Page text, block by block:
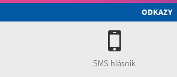
ODKAZY
SMS hlásnik